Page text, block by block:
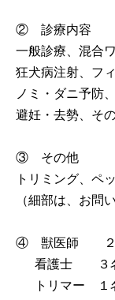
② 診療内容
一般診療、混合
狂犬病注射、フ
ノミ・ダニ予防
避妊・去勢、そ
③ その他
トリミング、ペ
（細部は、お問
④ 獣医師 ２名
看護士 ３
トリマー １